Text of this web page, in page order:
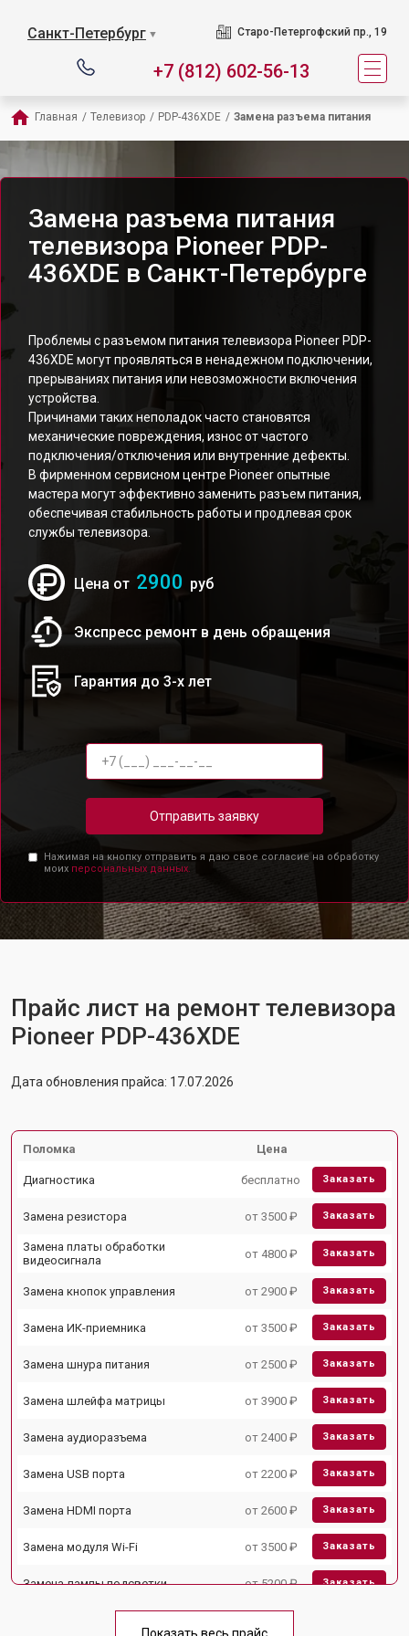
Санкт-Петербург ▼ Старо-Петергофский пр., 19
+7 (812) 602-56-13
Главная / Телевизор / PDP-436XDE / Замена разъема питания
Замена разъема питания
телевизора Pioneer PDP-
436XDE в Санкт-Петербурге
Проблемы с разъемом питания телевизора Pioneer PDP-
436XDE могут проявляться в ненадежном подключении,
прерываниях питания или невозможности включения
устройства.
Причинами таких неполадок часто становятся
механические повреждения, износ от частого
подключения/отключения или внутренние дефекты.
В фирменном сервисном центре Pioneer опытные
мастера могут эффективно заменить разъем питания,
обеспечивая стабильность работы и продлевая срок
службы телевизора.
Цена от 2900 руб
Экспресс ремонт в день обращения
Гарантия до 3-х лет
Отправить заявку
Нажимая на кнопку отправить я даю свое согласие на обработку
моих персональных данных.
Прайс лист на ремонт телевизора
Pioneer PDP-436XDE
Дата обновления прайса: 17.07.2026
Поломка Цена
Диагностика бесплатно Заказать
Замена резистора от 3500 ₽ Заказать
Замена платы обработки
видеосигнала
от 4800 ₽ Заказать
Замена кнопок управления от 2900 ₽ Заказать
Замена ИК-приемника от 3500 ₽ Заказать
Замена шнура питания от 2500 ₽ Заказать
Замена шлейфа матрицы от 3900 ₽ Заказать
Замена аудиоразъема от 2400 ₽ Заказать
Замена USB порта от 2200 ₽ Заказать
Замена HDMI порта от 2600 ₽ Заказать
Замена модуля Wi-Fi от 3500 ₽ Заказать
Замена лампы подсветки от 5200 ₽ Заказать